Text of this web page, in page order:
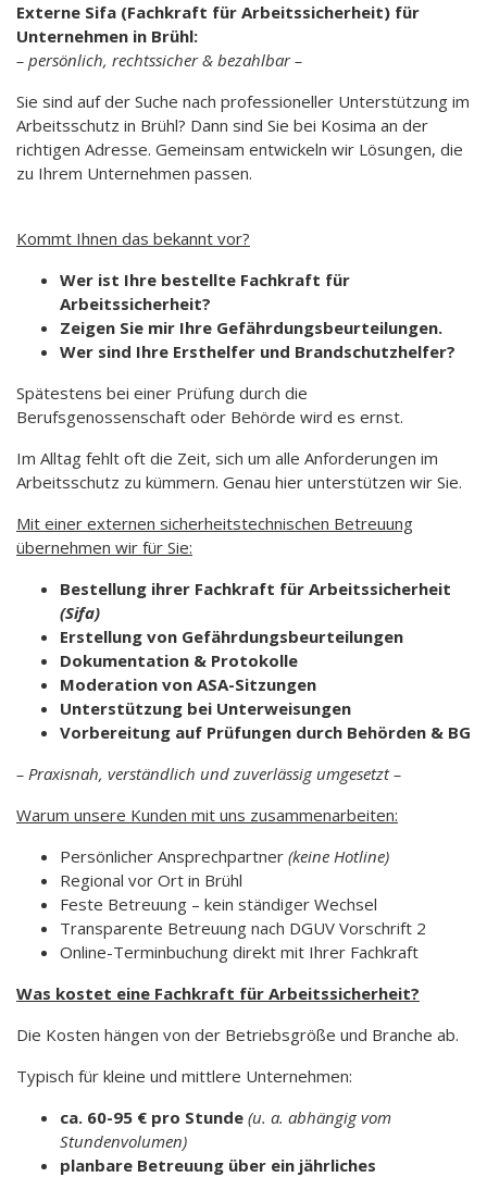
Externe Sifa (Fachkraft für Arbeitssicherheit) für
Unternehmen in Brühl:
– persönlich, rechtssicher & bezahlbar –
Sie sind auf der Suche nach professioneller Unterstützung im
Arbeitsschutz in Brühl? Dann sind Sie bei Kosima an der
richtigen Adresse. Gemeinsam entwickeln wir Lösungen, die
zu Ihrem Unternehmen passen.
Kommt Ihnen das bekannt vor?
Wer ist Ihre bestellte Fachkraft für
Arbeitssicherheit?
Zeigen Sie mir Ihre Gefährdungsbeurteilungen.
Wer sind Ihre Ersthelfer und Brandschutzhelfer?
Spätestens bei einer Prüfung durch die
Berufsgenossenschaft oder Behörde wird es ernst.
Im Alltag fehlt oft die Zeit, sich um alle Anforderungen im
Arbeitsschutz zu kümmern. Genau hier unterstützen wir Sie.
Mit einer externen sicherheitstechnischen Betreuung
übernehmen wir für Sie:
Bestellung ihrer Fachkraft für Arbeitssicherheit
(Sifa)
Erstellung von Gefährdungsbeurteilungen
Dokumentation & Protokolle
Moderation von ASA-Sitzungen
Unterstützung bei Unterweisungen
Vorbereitung auf Prüfungen durch Behörden & BG
– Praxisnah, verständlich und zuverlässig umgesetzt –
Warum unsere Kunden mit uns zusammenarbeiten:
Persönlicher Ansprechpartner (keine Hotline)
Regional vor Ort in Brühl
Feste Betreuung – kein ständiger Wechsel
Transparente Betreuung nach DGUV Vorschrift 2
Online-Terminbuchung direkt mit Ihrer Fachkraft
Was kostet eine Fachkraft für Arbeitssicherheit?
Die Kosten hängen von der Betriebsgröße und Branche ab.
Typisch für kleine und mittlere Unternehmen:
ca. 60-95 € pro Stunde (u. a. abhängig vom
Stundenvolumen)
planbare Betreuung über ein jährliches